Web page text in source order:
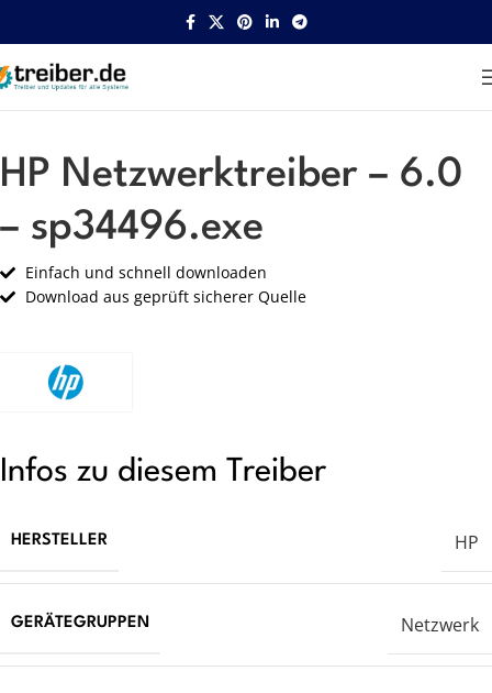
Startseite HP Netzwerk
HP Netzwerktreiber – 6.0
– sp34496.exe
Einfach und schnell downloaden
Download aus geprüft sicherer Quelle
Infos zu diesem Treiber
HERSTELLER HP
GERÄTEGRUPPEN Netzwerk